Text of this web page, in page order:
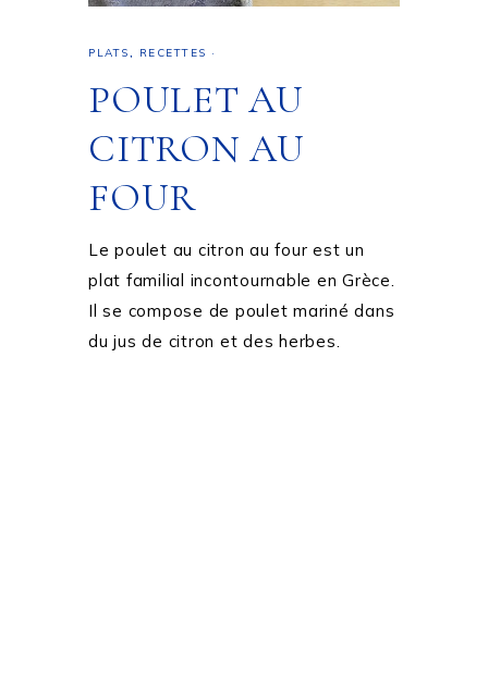
PLATS RECETTES ·
POULET AU
CITRON AU
FOUR
Le poulet au citron au four est un
plat familial incontournable en Grèce.
Il se compose de poulet mariné dans
du jus de citron et des herbes.